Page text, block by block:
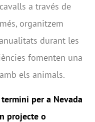
a través de
organitzem
durant les
fomenten una
els animals.
per a Nevada
projecte o